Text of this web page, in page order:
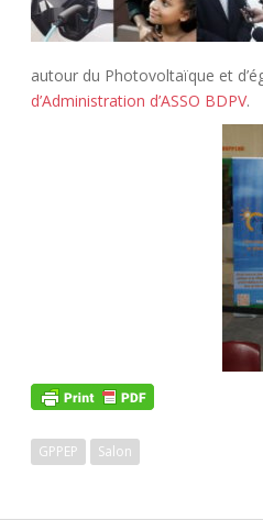
autour du Photovoltaïque et
d’Administration d’ASSO BDPV.
GPPEP Salon